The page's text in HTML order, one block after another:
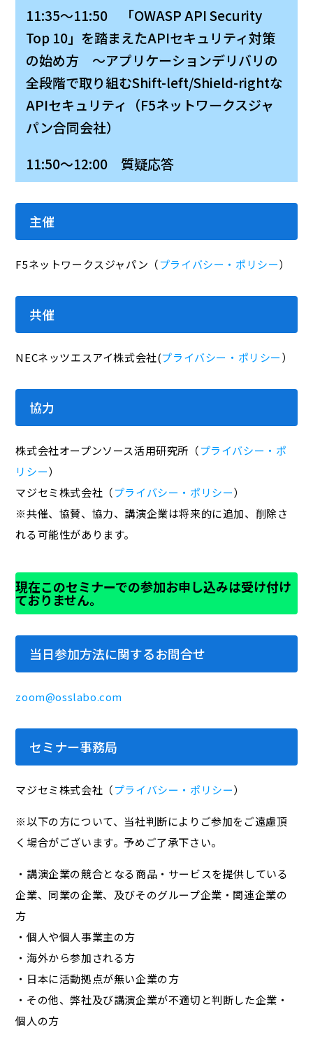
11:35～11:50 「OWASP API Security
Top 10」を踏まえたAPIセキュリティ対策
の始め方 ～アプリケーションデリバリの
全段階で取り組むShift-left/Shield-rightな
APIセキュリティ（F5ネットワークスジャ
パン合同会社）
11:50～12:00 質疑応答
主催
F5ネットワークスジャパン（プライバシー・ポリシー）
共催
NECネッツエスアイ株式会社(プライバシー・ポリシー）
協力
株式会社オープンソース活用研究所（プライバシー・ポ
リシー）
マジセミ株式会社（プライバシー・ポリシー）
※共催、協賛、協力、講演企業は将来的に追加、削除さ
れる可能性があります。
現在このセミナーでの参加お申し込みは受け付け
ておりません。
当日参加方法に関するお問合せ
zoom@osslabo.com
セミナー事務局
マジセミ株式会社（プライバシー・ポリシー）
※以下の方について、当社判断によりご参加をご遠慮頂
く場合がございます。予めご了承下さい。
・講演企業の競合となる商品・サービスを提供している
企業、同業の企業、及びそのグループ企業・関連企業の
方
・個人や個人事業主の方
・海外から参加される方
・日本に活動拠点が無い企業の方
・その他、弊社及び講演企業が不適切と判断した企業・
個人の方